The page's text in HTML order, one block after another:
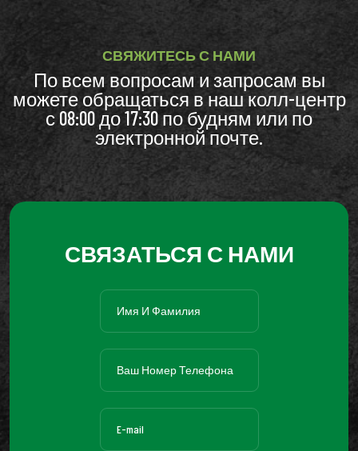
СВЯЖИТЕСЬ С НАМИ
По всем вопросам и запросам вы
можете обращаться в наш колл-центр
с 08:00 до 17:30 по будням или по
электронной почте.
СВЯЗАТЬСЯ С НАМИ